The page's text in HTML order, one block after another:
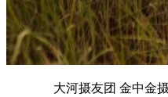
大河摄友团 金中金